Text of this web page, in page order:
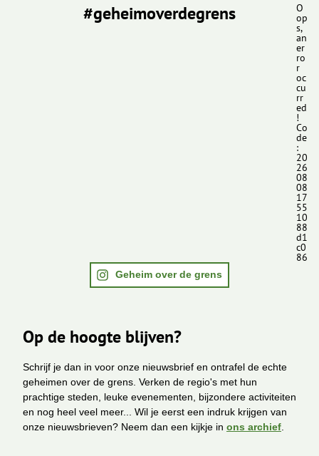
#geheimoverdegrens O
op
s,
an
er
ro
r
oc
cu
rr
ed
!
Co
de
:
20
26
08
08
17
55
10
88
d1
c0
86
Geheim over de grens
Op de hoogte blijven?
Schrijf je dan in voor onze nieuwsbrief en ontrafel de echte
geheimen over de grens. Verken de regio's met hun
prachtige steden, leuke evenementen, bijzondere activiteiten
en nog heel veel meer... Wil je eerst een indruk krijgen van
onze nieuwsbrieven? Neem dan een kijkje in ons archief